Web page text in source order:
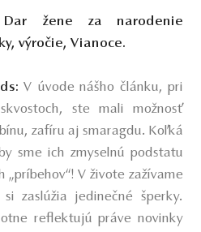
Dar žene za narodenie
výročie, Vianoce.
V úvode nášho článku, pri
ste mali možnosť
zafíru aj smaragdu. Koľká
sme ich zmyselnú podstatu
„príbehov“! V živote zažívame
zaslúžia jedinečné šperky.
reflektujú práve novinky